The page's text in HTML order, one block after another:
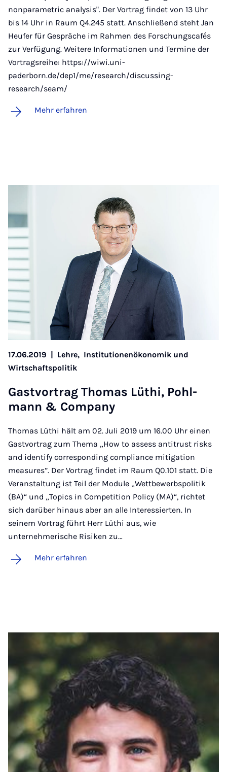
nonparametric analysis". Der Vortrag findet von 13 Uhr
bis 14 Uhr in Raum Q4.245 statt. Anschließend steht Jan
Heufer für Gespräche im Rahmen des Forschungscafés
zur Verfügung. Weitere Informationen und Termine der
Vortragsreihe: https://wiwi.uni-
paderborn.de/dep1/me/research/discussing-
research/seam/
Mehr erfahren
17.06.2019 | Lehre, Institutionenökonomik und
Wirtschaftspolitik
Gast­vor­trag Tho­mas Lü­thi, Pohl­
mann & Com­pa­ny
Thomas Lüthi hält am 02. Juli 2019 um 16.00 Uhr einen
Gastvortrag zum Thema „How to assess antitrust risks
and identify corresponding compliance mitigation
measures”. Der Vortrag findet im Raum Q0.101 statt. Die
Veranstaltung ist Teil der Module „Wettbewerbspolitik
(BA)“ und „Topics in Competition Policy (MA)“, richtet
sich darüber hinaus aber an alle Interessierten. In
seinem Vortrag führt Herr Lüthi aus, wie
unternehmerische Risiken zu…
Mehr erfahren